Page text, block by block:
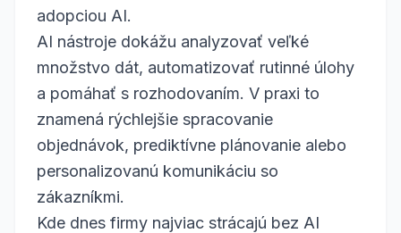
adopciou AI.
AI nástroje dokážu analyzovať veľké
množstvo dát, automatizovať rutinné úlohy
a pomáhať s rozhodovaním. V praxi to
znamená rýchlejšie spracovanie
objednávok, prediktívne plánovanie alebo
personalizovanú komunikáciu so
zákazníkmi.
Kde dnes firmy najviac strácajú bez AI